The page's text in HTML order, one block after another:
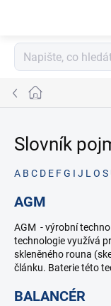
Domů
Slovník
A B C D E FG I J L O S
V
p
i
s
l
AGM
AGM - výrobní
technologie využívá
skleněného rouna
článku. Baterie této
BALANCÉR